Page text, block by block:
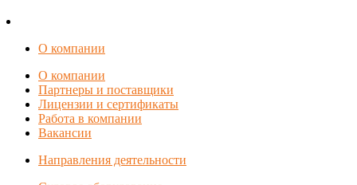
О компании
О компании
Партнеры и поставщики
Лицензии и сертификаты
Работа в компании
Вакансии
Направления деятельности